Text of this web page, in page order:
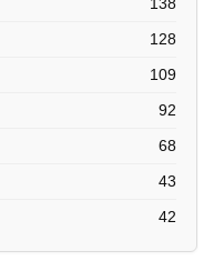
128
109
92
68
43
42